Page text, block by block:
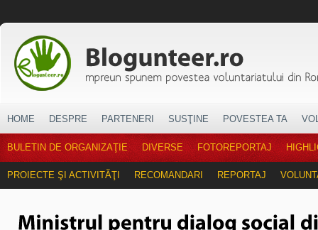
HOME DESPRE PARTENERI SUSŢINE POVESTEA TA
BULETIN DE ORGANIZAŢIE DIVERSE FOTOREPORTAJ
PROIECTE ŞI ACTIVITĂŢI RECOMANDARI REPORTAJ